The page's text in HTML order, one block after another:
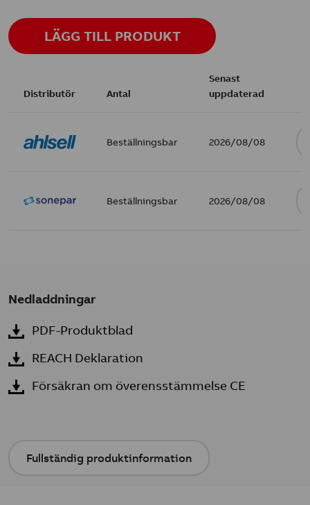
LÄGG TILL PRODUKT
Distributör Antal
Senast
uppdaterad
Beställningsbar 2026/08/08
Beställningsbar 2026/08/08
Nedladdningar
PDF-Produktblad
REACH Deklaration
Försäkran om överensstämmelse CE
Fullständig produktinformation